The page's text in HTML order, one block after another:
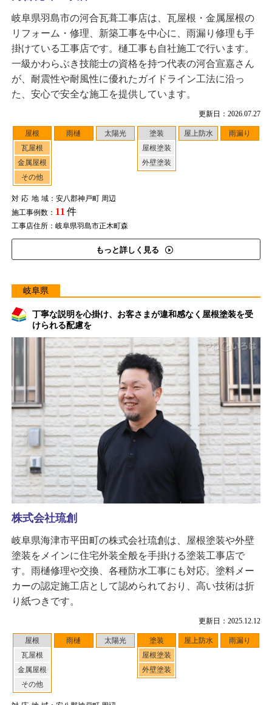
更新日：2026.07.27
屋根
瓦屋根
金属屋根
その他
雨樋 太陽光
塗装
屋根塗装
外壁塗装
屋上防水 雨漏り
対応地域：安八郡神戸町 周辺
施工事例数： 11 件
工事店住所：岐阜県羽島市正木町森
もっと詳しく見る
岐阜県羽島市の河合瓦葺工事店は、瓦屋根・金属屋根の
リフォーム・修理、新築工事を中心に、雨漏り修理も手
掛けている工事店です。樋工事も自社施工で行います。
一級かわらぶき技能士の資格を持つ代表の河合宣嘉さん
が、耐震性や耐風性に優れたガイドライン工法に沿っ
た、安心で安全な施工を提供しています。
岐阜県
丁寧な説明を心掛け、お客さまが違和感なく屋根塗装を受
けられる配慮を
更新日：2025.12.12
屋根
瓦屋根
金属屋根
その他
雨樋 太陽光
塗装
屋根塗装
外壁塗装
屋上防水 雨漏り
株式会社琉創
岐阜県海津市平田町の株式会社琉創は、屋根塗装や外壁
塗装をメインに住宅外装全般を手掛ける塗装工事店で
す。雨樋修理や交換、各種防水工事にも対応。塗料メー
カーの認定施工店として認められており、高い技術は折
り紙つきです。